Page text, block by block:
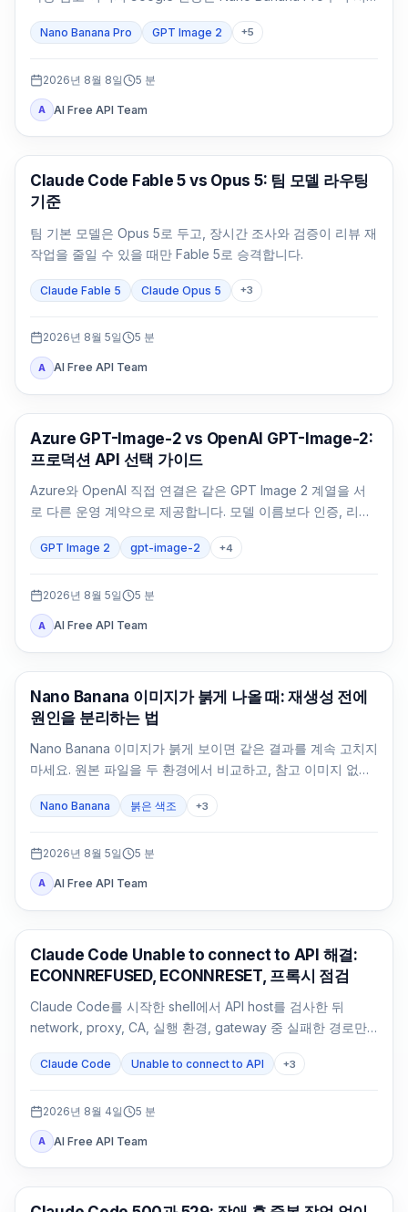
다 검수합니다.
Nano Banana Pro GPT Image 2 +5
2026년 8월 8일 5 분
A AI Free API Team
Claude Code
Claude Code Fable 5 vs Opus 5: 팀 모델 라우팅
기준
팀 기본 모델은 Opus 5로 두고, 장시간 조사와 검증이 리뷰 재
작업을 줄일 수 있을 때만 Fable 5로 승격합니다.
Claude Fable 5 Claude Opus 5 +3
2026년 8월 5일 5 분
A AI Free API Team
AI 이미지 생성
Azure GPT-Image-2 vs OpenAI GPT-Image-2:
프로덕션 API 선택 가이드
Azure와 OpenAI 직접 연결은 같은 GPT Image 2 계열을 서
로 다른 운영 계약으로 제공합니다. 모델 이름보다 인증, 리전,
청구, 쿼터, 형식, 지원 주체를 먼저 비교해야 합니다.
GPT Image 2 gpt-image-2 +4
2026년 8월 5일 5 분
A AI Free API Team
AI 이미지 생성
Nano Banana 이미지가 붉게 나올 때: 재생성 전에
원인을 분리하는 법
Nano Banana 이미지가 붉게 보이면 같은 결과를 계속 고치지
마세요. 원본 파일을 두 환경에서 비교하고, 참고 이미지 없는
Nano Banana 붉은 색조 +3
2026년 8월 5일 5 분
A AI Free API Team
Claude Code
Claude Code Unable to connect to API 해결:
ECONNREFUSED, ECONNRESET, 프록시 점검
Claude Code를 시작한 shell에서 API host를 검사한 뒤
network, proxy, CA, 실행 환경, gateway 중 실패한 경로만
Claude Code Unable to connect to API +3
2026년 8월 4일 5 분
A AI Free API Team
Claude Code